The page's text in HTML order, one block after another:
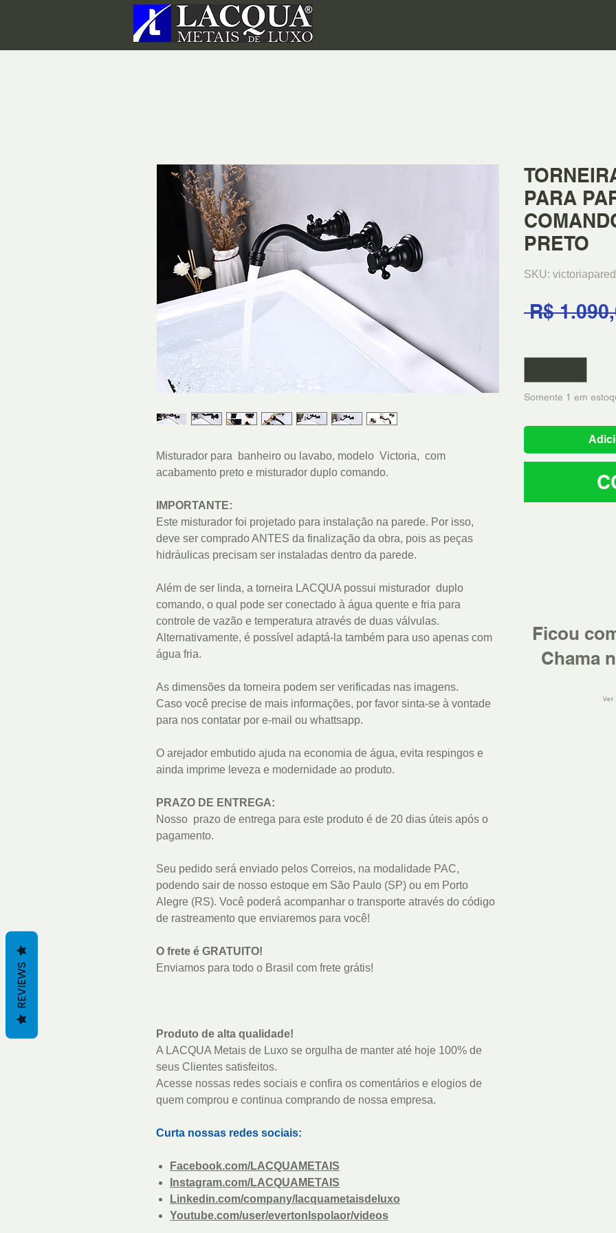
Misturador para banheiro ou lavabo, modelo Victoria, com
acabamento preto e misturador duplo comando.
IMPORTANTE:
Este misturador foi projetado para instalação na parede. Por isso,
deve ser comprado ANTES da finalização da obra, pois as peças
hidráulicas precisam ser instaladas dentro da parede.
Além de ser linda, a torneira LACQUA possui misturador duplo
comando, o qual pode ser conectado à água quente e fria para
controle de vazão e temperatura através de duas válvulas.
Alternativamente, é possível adaptá-la também para uso apenas com
água fria.
As dimensões da torneira podem ser verificadas nas imagens.
Caso você precise de mais informações, por favor sinta-se à vontade
para nos contatar por e-mail ou whattsapp.
O arejador embutido ajuda na economia de água, evita respingos e
ainda imprime leveza e modernidade ao produto.
PRAZO DE ENTREGA:
Nosso prazo de entrega para este produto é de 20 dias úteis após o
pagamento.
Seu pedido será enviado pelos Correios, na modalidade PAC,
podendo sair de nosso estoque em São Paulo (SP) ou em Porto
Alegre (RS). Você poderá acompanhar o transporte através do código
de rastreamento que enviaremos para você!
O frete é GRATUITO!
Enviamos para todo o Brasil com frete grátis!
Produto de alta qualidade!
A LACQUA Metais de Luxo se orgulha de manter até hoje 100% de
seus Clientes satisfeitos.
Acesse nossas redes sociais e confira os comentários e elogios de
quem comprou e continua comprando de nossa empresa.
Curta nossas redes sociais:
Facebook.com/LACQUAMETAIS
Instagram.com/LACQUAMETAIS
Linkedin.com/company/lacquametaisdeluxo
Youtube.com/user/evertonlspolaor/videos
PARA
PRETO
SKU:
R$
Somente 1 em
Ficou
Chama
Ver
REVIEWS